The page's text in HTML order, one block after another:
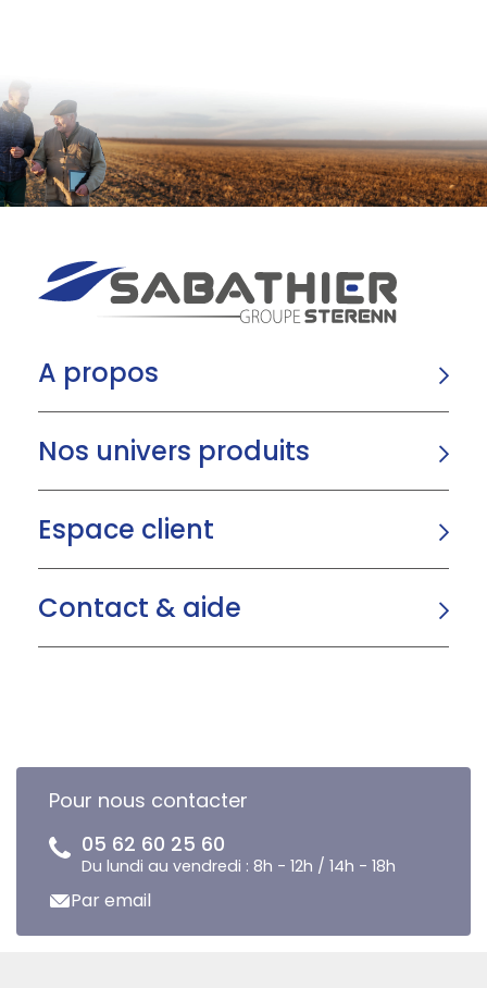
A propos
Nos univers produits
Espace client
Contact & aide
Pour nous contacter
05 62 60 25 60
Du lundi au vendredi : 8h - 12h / 14h - 18h
Par email